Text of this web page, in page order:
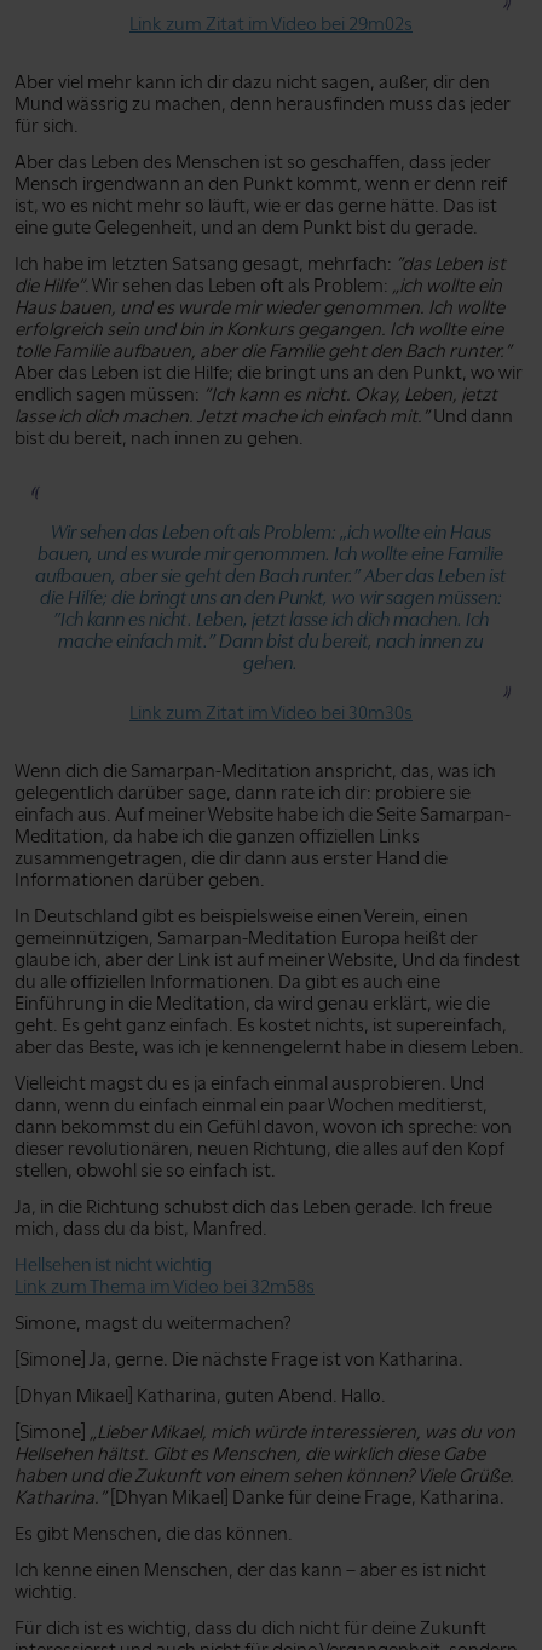
Link zum Zitat im Video bei 29m02s
Aber viel mehr kann ich dir dazu nicht sagen, außer, dir den
Mund wässrig zu machen, denn herausfinden muss das jeder
für sich.
Aber das Leben des Menschen ist so geschaffen, dass jeder
Mensch irgendwann an den Punkt kommt, wenn er denn reif
ist, wo es nicht mehr so läuft, wie er das gerne hätte. Das ist
eine gute Gelegenheit, und an dem Punkt bist du gerade.
Ich habe im letzten Satsang gesagt, mehrfach: ”das Leben ist
die Hilfe”. Wir sehen das Leben oft als Problem: „ich wollte ein
Haus bauen, und es wurde mir wieder genommen. Ich wollte
erfolgreich sein und bin in Konkurs gegangen. Ich wollte eine
tolle Familie aufbauen, aber die Familie geht den Bach runter.”
Aber das Leben ist die Hilfe; die bringt uns an den Punkt, wo wir
endlich sagen müssen: ”Ich kann es nicht. Okay, Leben, jetzt
lasse ich dich machen. Jetzt mache ich einfach mit.”Und dann
bist du bereit, nach innen zu gehen.
Wir sehen das Leben oft als Problem: „ich wollte ein Haus
bauen, und es wurde mir genommen. Ich wollte eine Familie
aufbauen, aber sie geht den Bach runter.”Aber das Leben ist
die Hilfe; die bringt uns an den Punkt, wo wir sagen müssen:
”Ich kann es nicht. Leben, jetzt lasse ich dich machen. Ich
mache einfach mit.” Dann bist du bereit, nach innen zu
gehen.
Link zum Zitat im Video bei 30m30s
Wenn dich die Samarpan-Meditation anspricht, das, was ich
gelegentlich darüber sage, dann rate ich dir: probiere sie
einfach aus. Auf meiner Website habe ich die Seite Samarpan-
Meditation, da habe ich die ganzen offiziellen Links
zusammengetragen, die dir dann aus erster Hand die
Informationen darüber geben.
In Deutschland gibt es beispielsweise einen Verein, einen
gemeinnützigen, Samarpan-Meditation Europa heißt der
glaube ich, aber der Link ist auf meiner Website, Und da findest
du alle offiziellen Informationen. Da gibt es auch eine
Einführung in die Meditation, da wird genau erklärt, wie die
geht. Es geht ganz einfach. Es kostet nichts, ist supereinfach,
aber das Beste, was ich je kennengelernt habe in diesem Leben.
Vielleicht magst du es ja einfach einmal ausprobieren. Und
dann, wenn du einfach einmal ein paar Wochen meditierst,
dann bekommst du ein Gefühl davon, wovon ich spreche: von
dieser revolutionären, neuen Richtung, die alles auf den Kopf
stellen, obwohl sie so einfach ist.
Ja, in die Richtung schubst dich das Leben gerade. Ich freue
mich, dass du da bist, Manfred.
Hellsehen ist nicht wichtig
Link zum Thema im Video bei 32m58s
Simone, magst du weitermachen?
[Simone] Ja, gerne. Die nächste Frage ist von Katharina.
[Dhyan Mikael] Katharina, guten Abend. Hallo.
[Simone] „Lieber Mikael, mich würde interessieren, was du von
Hellsehen hältst. Gibt es Menschen, die wirklich diese Gabe
haben und die Zukunft von einem sehen können? Viele Grüße.
Katharina.”[Dhyan Mikael] Danke für deine Frage, Katharina.
Es gibt Menschen, die das können.
Ich kenne einen Menschen, der das kann – aber es ist nicht
wichtig.
Für dich ist es wichtig, dass du dich nicht für deine Zukunft